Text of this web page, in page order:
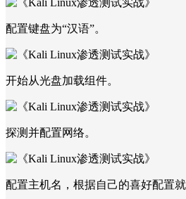
配置键盘为“汉语”。
开始从光盘加载组件。
探测并配置网络。
配置主机名，根据自己的喜好配置就